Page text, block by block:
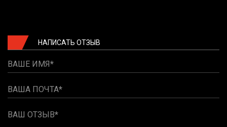
НАПИСАТЬ ОТЗЫВ
ВАШЕ ИМЯ
ВАША ПОЧТА
ВАШ ОТЗЫВ